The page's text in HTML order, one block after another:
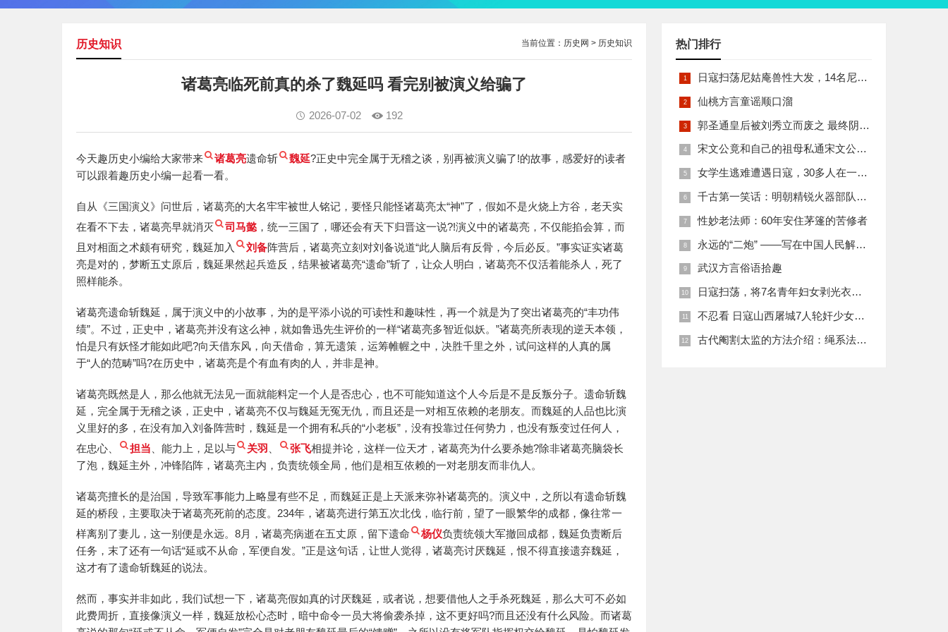
当前位置： 历史网 > 历史知识
历史知识
诸葛亮临死前真的杀了魏延吗 看完别被演义给骗了
2026-07-02 192
今天趣历史小编给大家带来 诸葛亮遗命斩 魏延?正史中完全属于无稽之谈，别再被演义骗了!的故事，感爱好的读者
可以跟着趣历史小编一起看一看。
自从《三国演义》问世后，诸葛亮的大名牢牢被世人铭记，要怪只能怪诸葛亮太“神”了，假如不是火烧上方谷，老天实
在看不下去，诸葛亮早就消灭
司马懿，统一三国了，哪还会有天下归晋这一说?!演义中的诸葛亮，不仅能掐会算，而
且对相面之术颇有研究，魏延加入
刘备阵营后，诸葛亮立刻对刘备说道“此人脑后有反骨，今后必反。”事实证实诸葛
亮是对的，梦断五丈原后，魏延果然起兵造反，结果被诸葛亮“遗命”斩了，让众人明白，诸葛亮不仅活着能杀人，死了
照样能杀。
诸葛亮遗命斩魏延，属于演义中的小故事，为的是平添小说的可读性和趣味性，再一个就是为了突出诸葛亮的“丰功伟
绩”。不过，正史中，诸葛亮并没有这么神，就如鲁迅先生评价的一样“诸葛亮多智近似妖。”诸葛亮所表现的逆天本领，
怕是只有妖怪才能如此吧?向天借东风，向天借命，算无遗策，运筹帷幄之中，决胜千里之外，试问这样的人真的属
于“人的范畴”吗?在历史中，诸葛亮是个有血有肉的人，并非是神。
诸葛亮既然是人，那么他就无法见一面就能料定一个人是否忠心，也不可能知道这个人今后是不是反叛分子。遗命斩魏
延，完全属于无稽之谈，正史中，诸葛亮不仅与魏延无冤无仇，而且还是一对相互依赖的老朋友。而魏延的人品也比演
义里好的多，在没有加入刘备阵营时，魏延是一个拥有私兵的“小老板”，没有投靠过任何势力，也没有叛变过任何人，
在忠心、
担当 、能力上，足以与 关羽 张飞相提并论，这样一位天才，诸葛亮为什么要杀她?除非诸葛亮脑袋长
了泡，魏延主外，冲锋陷阵，诸葛亮主内，负责统领全局，他们是相互依赖的一对老朋友而非仇人。
诸葛亮擅长的是治国，导致军事能力上略显有些不足，而魏延正是上天派来弥补诸葛亮的。演义中，之所以有遗命斩魏
延的桥段，主要取决于诸葛亮死前的态度。234年，诸葛亮进行第五次北伐，临行前，望了一眼繁华的成都，像往常一
样离别了妻儿，这一别便是永远。8月，诸葛亮病逝在五丈原，留下遗命
杨仪负责统领大军撤回成都，魏延负责断后
任务，末了还有一句话“延或不从命，军便自发。”正是这句话，让世人觉得，诸葛亮讨厌魏延，恨不得直接遗弃魏延，
这才有了遗命斩魏延的说法。
然而，事实并非如此，我们试想一下，诸葛亮假如真的讨厌魏延，或者说，想要借他人之手杀死魏延，那么大可不必如
此费周折，直接像演义一样，魏延放松心态时，暗中命令一员大将偷袭杀掉，这不更好吗?而且还没有什么风险。而诸葛
热门排行
日寇扫荡尼姑庵兽性大发，14名尼姑遭玷污后集体自焚
仙桃方言童谣顺口溜
郭圣通皇后被刘秀立而废之 最终阴丽华当上了皇后 那么她的五个儿子有何结局
宋文公竟和自己的祖母私通宋文公是如何死的
女学生逃难遭遇日寇，30多人在一所小校里被集体奸淫
千古第一笑话：明朝精锐火器部队亡于一只'鸡'
性妙老法师：60年安住茅篷的苦修者
永远的“二炮” ——写在中国人民解放军火箭军组建之际
武汉方言俗语拾趣
日寇扫荡，将7名青年妇女剥光衣裤在庙前糟蹋
不忍看 日寇山西屠城7人轮奸少女后揪双腿活活分尸
古代阉割太监的方法介绍：绳系法与揉捏法